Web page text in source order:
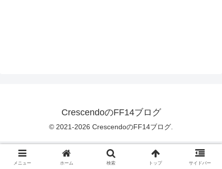
CrescendoのFF14ブログ
© 2021-2026 CrescendoのFF14ブログ.
メニュー ホーム 検索 トップ サイドバー